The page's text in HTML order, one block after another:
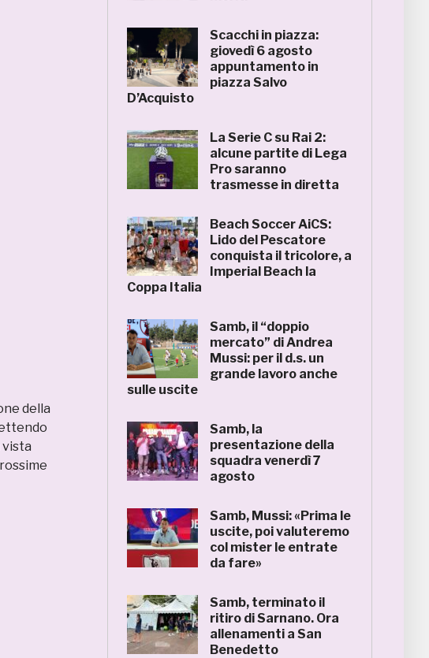
della
vista
Scacchi in piazza:
giovedì 6 agosto
appuntamento in
piazza Salvo
D’Acquisto
La Serie C su Rai 2:
alcune partite di Lega
Pro saranno
trasmesse in diretta
Beach Soccer AiCS:
Lido del Pescatore
conquista il tricolore, a
Imperial Beach la
Coppa Italia
Samb, il “doppio
mercato” di Andrea
Mussi: per il d.s. un
grande lavoro anche
sulle uscite
Samb, la
presentazione della
squadra venerdì 7
agosto
Samb, Mussi: «Prima le
uscite, poi valuteremo
col mister le entrate
da fare»
Samb, terminato il
ritiro di Sarnano. Ora
allenamenti a San
Benedetto